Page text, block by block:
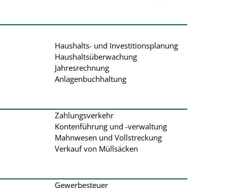
Haushalts- und Investitionsplanung
Haushaltsüberwachung
Jahresrechnung
Anlagenbuchhaltung
Zahlungsverkehr
Kontenführung und -verwaltung
Mahnwesen und Vollstreckung
Verkauf von Müllsäcken
Gewerbesteuer